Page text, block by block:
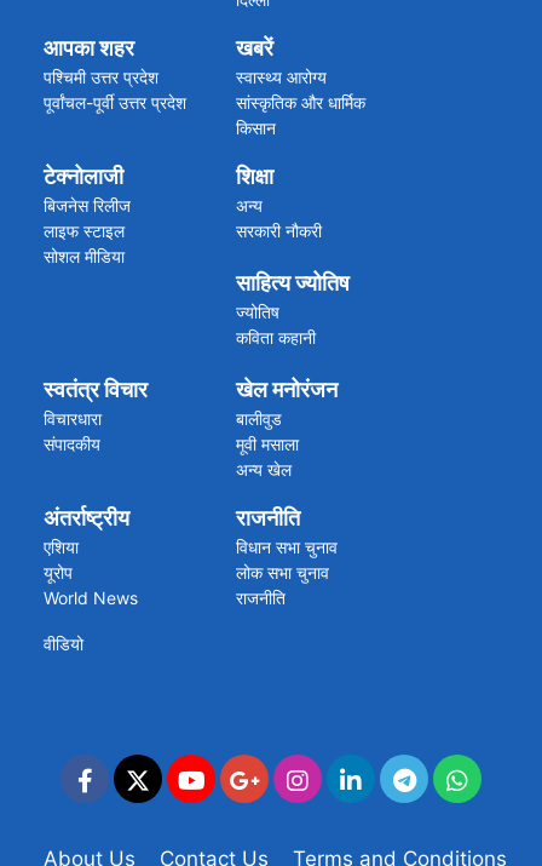
मध्य प्रदेश
महाराष्ट्र गोवा
राजस्थान
बिहार झारखंड
असम हिमाचल प्रदेश
अन्य राज्य
आपका शहर
पश्चिमी उत्तर प्रदेश
पूर्वांचल-पूर्वी उत्तर प्रदेश
खबरें
स्वास्थ्य आरोग्य
सांस्कृतिक और धार्मिक
किसान
कारोबार
ब्रेकिंग न्यूज
विग्यान खबरें
टेक्नोलाजी
बिजनेस रिलीज
लाइफ स्टाइल
सोशल मीडिया
शिक्षा
अन्य
सरकारी नौकरी
साहित्य ज्योतिष
ज्योतिष
कविता कहानी
स्वतंत्र विचार
विचारधारा
संपादकीय
खेल मनोरंजन
बालीवुड
मूवी मसाला
अन्य खेल
अंतर्राष्ट्रीय
एशिया
यूरोप
World News
राजनीति
विधान सभा चुनाव
लोक सभा चुनाव
राजनीति
वीडियो
About Us Contact Us Terms and Conditions